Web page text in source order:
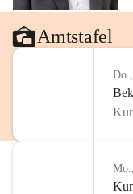
Amtstafel